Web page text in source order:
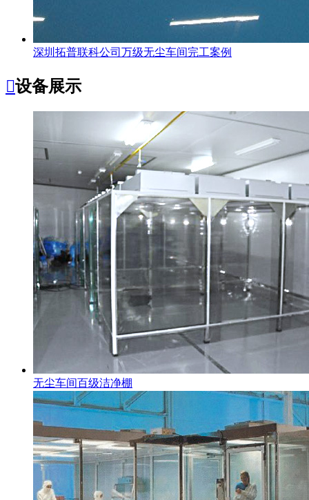
深圳拓普联科公司万级无尘车间完工案例
设备展示
无尘车间百级洁净棚